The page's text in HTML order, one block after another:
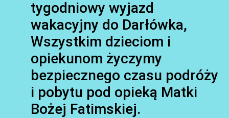
tygodniowy wyjazd
wakacyjny do Darłówka,
Wszystkim dzieciom i
opiekunom życzymy
bezpiecznego czasu podróży
i pobytu pod opieką Matki
Bożej Fatimskiej.